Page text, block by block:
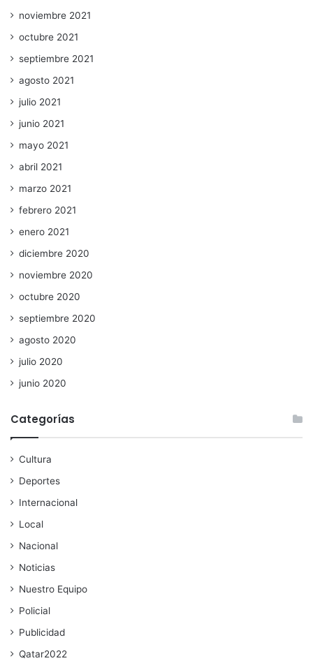
noviembre 2021
octubre 2021
septiembre 2021
agosto 2021
julio 2021
junio 2021
mayo 2021
abril 2021
marzo 2021
febrero 2021
enero 2021
diciembre 2020
noviembre 2020
octubre 2020
septiembre 2020
agosto 2020
julio 2020
junio 2020
Categorías
Cultura
Deportes
Internacional
Local
Nacional
Noticias
Nuestro Equipo
Policial
Publicidad
Qatar2022